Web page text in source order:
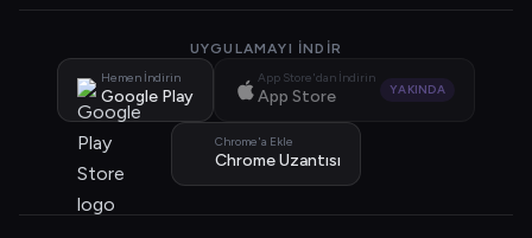
UYGULAMAYI İNDIR
Hemen İndirin
Google Play
App Store'dan İndirin
App Store YAKINDA
Chrome'a Ekle
Chrome Uzantısı